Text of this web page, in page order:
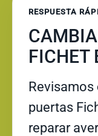
RESPUESTA
FICHET
Revisamos
puertas
reparar